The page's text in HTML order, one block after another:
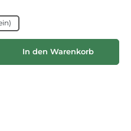
Wert ein oder benutze die
In den Warenkorb